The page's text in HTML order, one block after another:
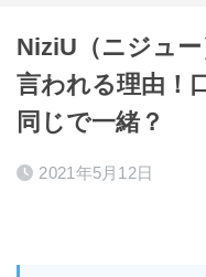
NiziU（ニジュ
言われる理由！
同じで一緒？
2021年5月12日